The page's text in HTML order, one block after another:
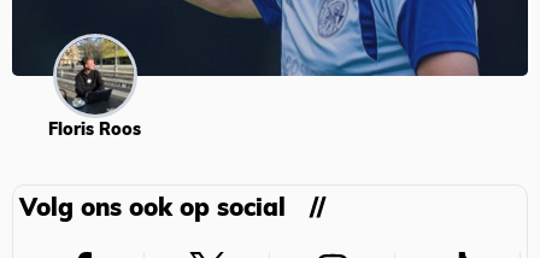
Floris Roos
Volg ons ook op social